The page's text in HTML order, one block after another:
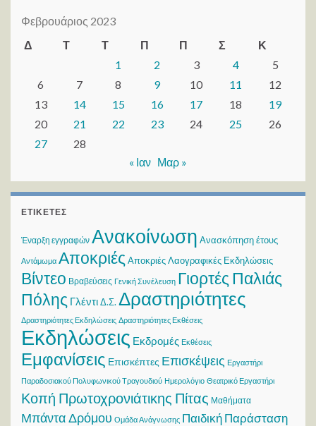
Φεβρουάριος 2023
Δ
Τ Τ Π Π Σ
Κ
1
2 3 4
5
6
7 8 9 10 11
12
13
14 15 16 17 18
19
20
21 22 23 24 25
26
27
28
« Ιαν Μαρ »
ΕΤΙΚΈΤΕΣ
Έναρξη εγγραφών Ανακοίνωση Ανασκόπηση έτους
Αντάμωμα Αποκριές Αποκριές Λαογραφικές Εκδηλώσεις
Βίντεο Βραβεύσεις Γενική Συνέλευση Γιορτές Παλιάς
Πόλης ΓλέντιΔ.Σ. Δραστηριότητες
Δραστηριότητες Εκδηλώσεις Δραστηριότητες Εκθέσεις
Εκδηλώσεις Εκδρομές Εκθέσεις
Εμφανίσεις Επισκέπτες Επισκέψεις Εργαστήρι
Παραδοσιακού Πολυφωνικού Τραγουδιού Ημερολόγιο Θεατρικό Εργαστήρι
Κοπή Πρωτοχρονιάτικης Πίτας Μαθήματα
Μπάντα Δρόμου Ομάδα Ανάγνωσης Παιδική Παράσταση